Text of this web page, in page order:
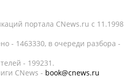
портала CNews.ru c 11.1998
- 1463330, в очереди разбора -
- 199231.
CNews - book@cnews.ru